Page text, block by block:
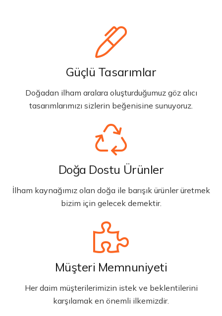
Güçlü Tasarımlar
Doğadan ilham aralara oluşturduğumuz göz alıcı
tasarımlarımızı sizlerin beğenisine sunuyoruz.
Doğa Dostu Ürünler
İlham kaynağımız olan doğa ile barışık ürünler üretmek
bizim için gelecek demektir.
Müşteri Memnuniyeti
Her daim müşterilerimizin istek ve beklentilerini
karşılamak en önemli ilkemizdir.